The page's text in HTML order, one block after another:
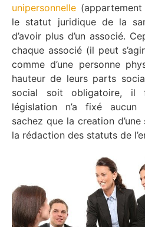
unipersonnelle
le statut juridique de la
d’avoir plus d’un associé.
chaque associé (il peut
comme d’une personne
hauteur de leurs parts
social soit obligatoire, il
législation n’a fixé aucun
sachez que la creation
la rédaction des statuts de